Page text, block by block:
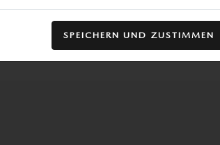
SPEICHERN UND ZUSTIMMEN